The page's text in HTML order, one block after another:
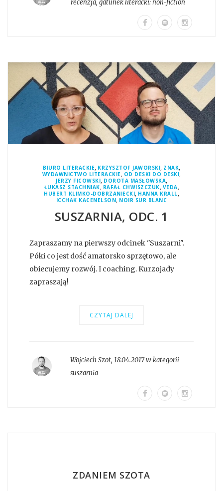
recenzja, gatunek literacki:non-fiction
BIURO LITERACKIE, KRZYSZTOF JAWORSKI, ZNAK,
WYDAWNICTWO LITERACKIE, OD DESKI DO DESKI,
JERZY FICOWSKI, DOROTA MASŁOWSKA,
ŁUKASZ STACHNIAK, RAFAŁ CHWISZCZUK, VEDA,
HUBERT KLIMKO-DOBRZANIECKI, HANNA KRALL,
ICCHAK KACENELSON, NOIR SUR BLANC
SUSZARNIA, ODC. 1
Zapraszamy na pierwszy odcinek "Suszarni".
Póki co jest dość amatorsko sprzętowo, ale
obiecujemy rozwój. I coaching. Kurzojady
zapraszają!
CZYTAJ DALEJ
Wojciech Szot, 18.04.2017 w kategorii
suszarnia
ZDANIEM SZOTA